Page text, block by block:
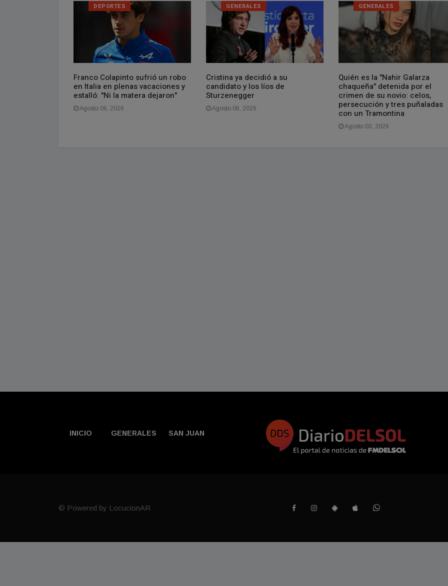
DEPORTES
Franco Colapinto sufrió un robo
en Italia en plenas vacaciones y
estalló: "Ni la matera dejaron"
Agosto 06, 2026
GENERALES
Cristina ya decidió a su
candidato y los líos de
Sturzenegger
Agosto 06, 2026
GENERALES
Quién es la "Nahir Galarza
chaqueña" detenida por el
crimen de su novio: celos,
persecución y tres puñaladas
con un Tramontina
Agosto 03, 2026
INICIO GENERALES SAN JUAN
© Powered by LocucionAR